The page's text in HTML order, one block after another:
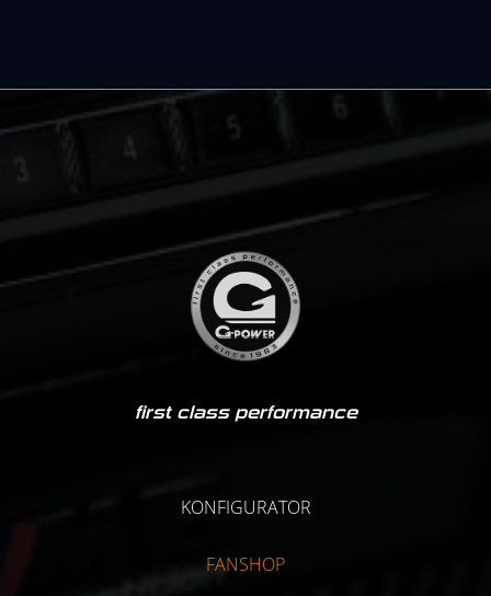
first class performance
KONFIGURATOR
FANSHOP